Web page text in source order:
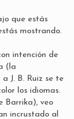
que estás
mostrando.
intención de
(la
J. B. Ruiz se te
los idiomas.
Barrika), veo
incrustado al